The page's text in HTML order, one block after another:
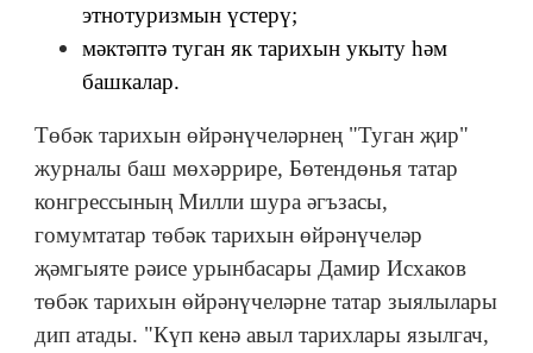
этнотуризмын үстерү;
мәктәптә туган як тарихын укыту һәм
башкалар.
Төбәк тарихын өйрәнүчеләрнең "Туган җир"
журналы баш мөхәррире, Бөтендөнья татар
конгрессының Милли шура әгъзасы,
гомумтатар төбәк тарихын өйрәнүчеләр
җәмгыяте рәисе урынбасары Дамир Исхаков
төбәк тарихын өйрәнүчеләрне татар зыялылары
дип атады. "Күп кенә авыл тарихлары язылгач,